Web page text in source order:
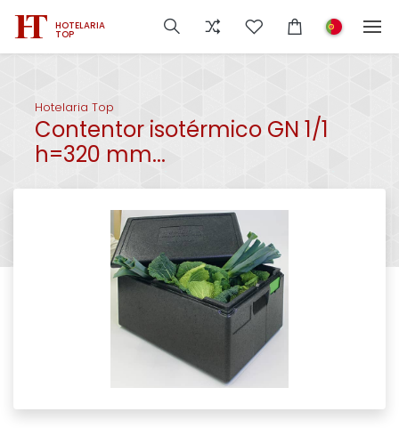
HOTELARIA
TOP
Hotelaria Top
Contentor isotérmico GN 1/1
h=320 mm...